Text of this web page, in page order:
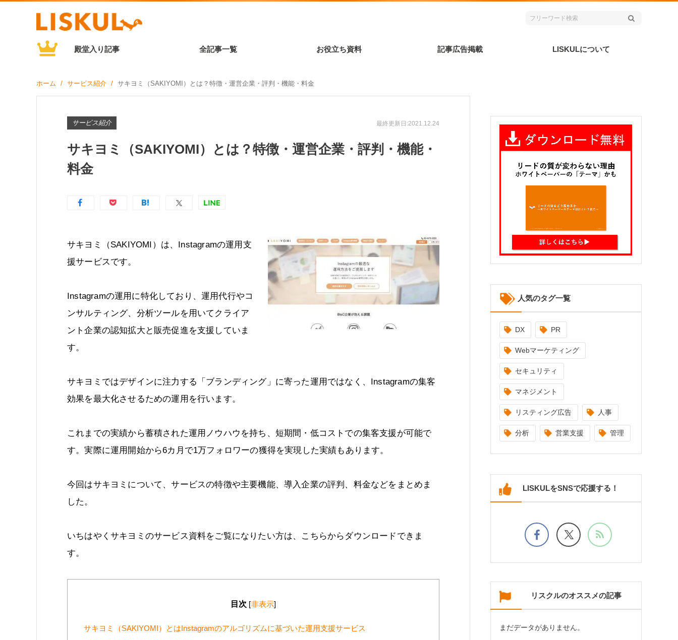
殿堂入り記事 全記事一覧 お役立ち資料 記事広告掲載 LISKULについて
ホーム サービス紹介 サキヨミ（SAKIYOMI）とは？特徴・運営企業・評判・機能・料金
サービス紹介 最終更新日:2021.12.24
サキヨミ（SAKIYOMI）とは？特徴・運営企業・評判・機能・
料金
サキヨミ（SAKIYOMI）は、Instagramの運用支
援サービスです。
Instagramの運用に特化しており、運用代行やコ
ンサルティング、分析ツールを用いてクライア
ント企業の認知拡大と販売促進を支援していま
す。
サキヨミではデザインに注力する「ブランディング」に寄った運用ではなく、Instagramの集客
効果を最大化させるための運用を行います。
これまでの実績から蓄積された運用ノウハウを持ち、短期間・低コストでの集客支援が可能で
す。実際に運用開始から6カ月で1万フォロワーの獲得を実現した実績もあります。
今回はサキヨミについて、サービスの特徴や主要機能、導入企業の評判、料金などをまとめま
した。
いちはやくサキヨミのサービス資料をご覧になりたい方は、こちらからダウンロードできま
す。
目次 [非表示]
サキヨミ（SAKIYOMI）とはInstagramのアルゴリズムに基づいた運用支援サービス
人気のタグ一覧
DX PR
Webマーケティング
セキュリティ
マネジメント
リスティング広告 人事
分析 営業支援 管理
LISKULをSNSで応援する！
リスクルのオススメの記事
まだデータがありません。